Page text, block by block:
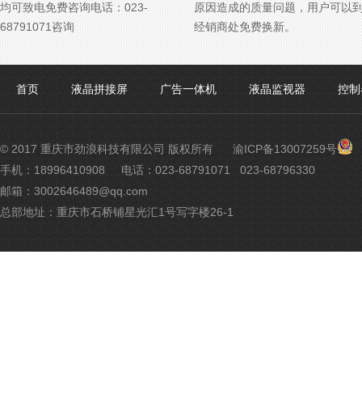
均可致电免费咨询电话：023-
68791071咨询
原因造成的质量问题，用户可以
经销商处免费换新。
首页 液晶拼接屏 广告一体机 液晶监视器 控
© 2017 重庆市劲浪科技有限公司 版权所有 渝ICP备13007259号 渝
手机：18996410908
电话：023-68791071 023-68796330
邮箱：3002646489@qq.com
总部地址：重庆市石桥铺星光汇1号写字楼26-1